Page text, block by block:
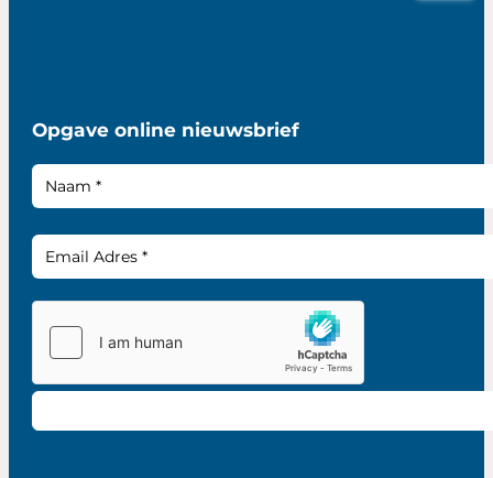
Opgave online nieuwsbrief